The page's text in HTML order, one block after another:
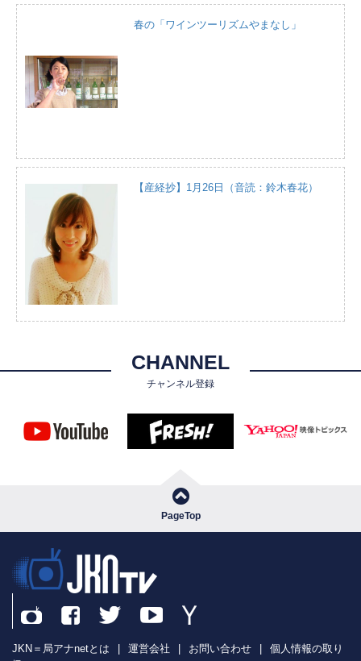
春の「ワインツーリズムやまなし」
【産経抄】1月26日（音読：鈴木春花）
CHANNEL
チャンネル登録
PageTop
JKN＝局アナnetとは 運営会社 お問い合わせ
個人情報の取り